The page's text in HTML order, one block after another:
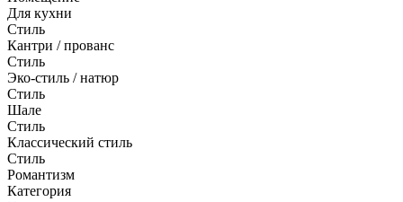
Для кухни
Стиль
Кантри / прованс
Стиль
Эко-стиль / натюр
Стиль
Шале
Стиль
Классический стиль
Стиль
Романтизм
Категория